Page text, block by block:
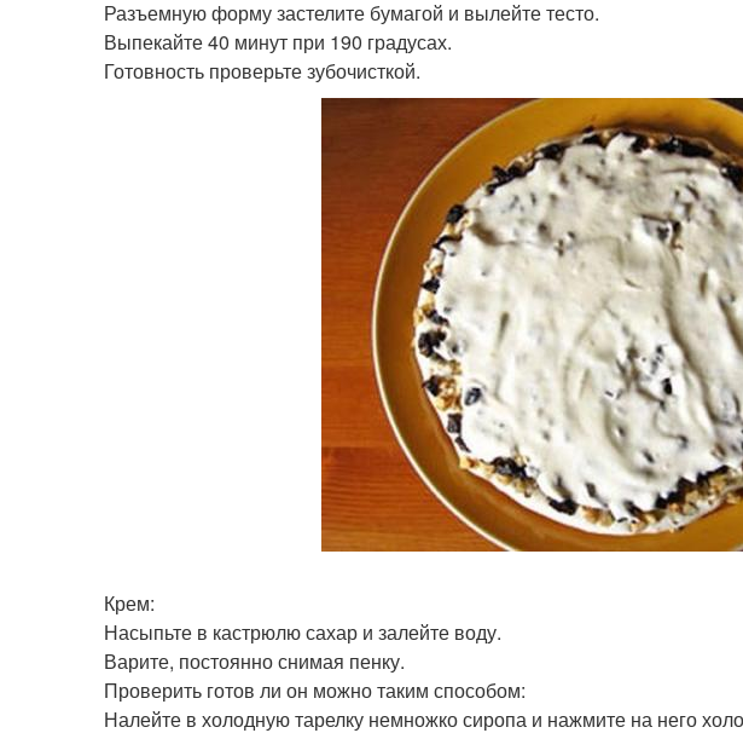
Разъемную форму застелите бумагой и вылейте тесто.
Выпекайте 40 минут при 190 градусах.
Готовность проверьте зубочисткой.
Крем:
Насыпьте в кастрюлю сахар и залейте воду.
Варите, постоянно снимая пенку.
Проверить готов ли он можно таким способом:
Налейте в холодную тарелку немножко сиропа и нажмите на него